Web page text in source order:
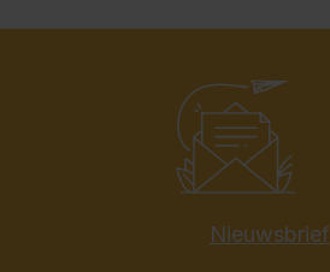
Nieuwsbrief